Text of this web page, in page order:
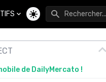
Changer de thème
de DailyMercato !